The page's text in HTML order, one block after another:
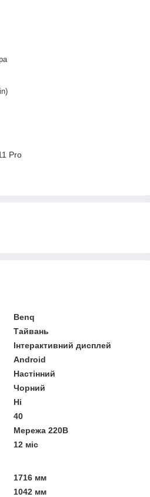
Pro
Benq
Тайвань
Інтерактивний дисплей
Android
Настінний
Чорний
Ні
40
Мережа 220В
12 міс
1716 мм
1042 мм